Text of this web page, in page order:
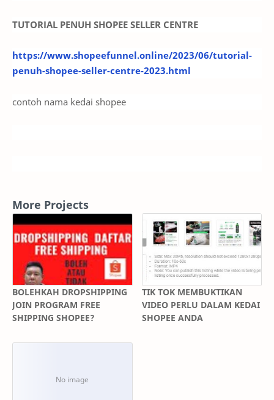
TUTORIAL PENUH SHOPEE SELLER CENTRE
https://www.shopeefunnel.online/2023/06/tutorial-
penuh-shopee-seller-centre-2023.html
contoh nama kedai shopee
More Projects
BOLEHKAH DROPSHIPPING
JOIN PROGRAM FREE
SHIPPING SHOPEE?
TIK TOK MEMBUKTIKAN
VIDEO PERLU DALAM KEDAI
SHOPEE ANDA